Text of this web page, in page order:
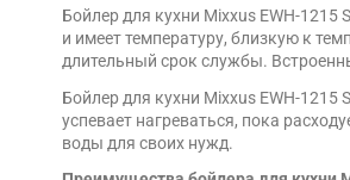
Бойлер для кухни Mixxus EWH-
и имеет температуру, близкую к
длительный срок службы.
Бойлер для кухни Mixxus EWH-
успевает нагреваться, пока
воды для своих нужд.